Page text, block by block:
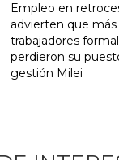
Empleo en
advierten que más
trabajadores
perdieron su
gestión Milei